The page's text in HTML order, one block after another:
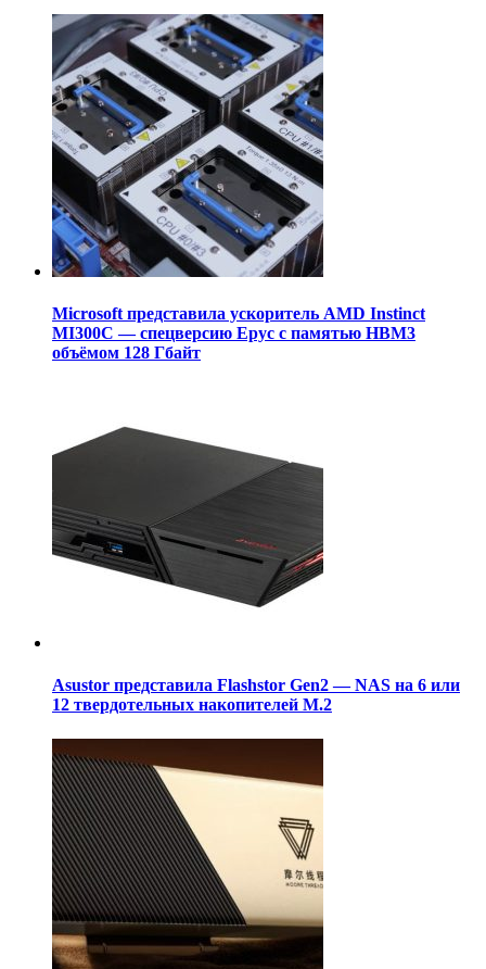
Microsoft представила ускоритель AMD Instinct
MI300C — спецверсию Epyc с памятью HBM3
объёмом 128 Гбайт
Asustor представила Flashstor Gen2 — NAS на 6 или
12 твердотельных накопителей M.2